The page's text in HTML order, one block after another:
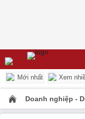
Mới nhất Xem
Doanh nghiệp -